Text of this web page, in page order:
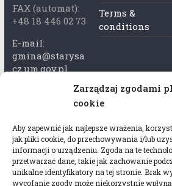
Zarządzaj zgodami
cookie
Aby zapewnić jak najlepsze wrażenia,
jak pliki cookie, do przechowywania i/lub
informacji o urządzeniu. Zgoda na te
przetwarzać dane, takie jak zachowanie
unikalne identyfikatory na tej stronie. Brak
wycofanie zgody może niekorzystnie
FAX (automat):
+48 18 446 02 73
E-mail:
gmina@starysa
cz.um.gov.pl
Adres skrzynki
rytka
Adres do e-
Doręczeń:
Terms &
conditions